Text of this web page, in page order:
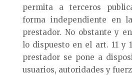
permita a terceros
forma independiente en
prestador. No obstante y
lo dispuesto en el art. 11 y
prestador se pone a
usuarios, autoridades y